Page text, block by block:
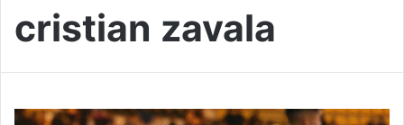
cristian zavala